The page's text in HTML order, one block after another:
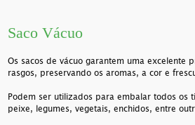
Saco Vácuo
Os sacos de vácuo garantem uma excelente
rasgos, preservando os aromas, a cor e
Podem ser utilizados para embalar todos os
peixe, legumes, vegetais, enchidos, entre